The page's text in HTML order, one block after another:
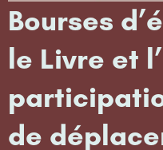
Bourses
le Livre et
de